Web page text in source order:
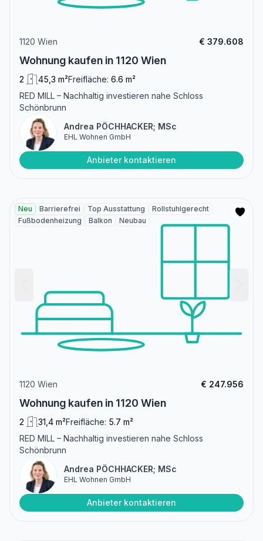
1120 Wien € 379.608
Wohnung kaufen in 1120 Wien
2 45,3 m²Freifläche: 6.6 m²
RED MILL – Nachhaltig investieren nahe Schloss
Schönbrunn
Andrea PÖCHHACKER; MSc
EHL Wohnen GmbH
Anbieter kontaktieren
Neu Barrierefrei Top Ausstattung
Rollstuhlgerecht
Fußbodenheizung
Balkon Neubau
1120 Wien € 247.956
Wohnung kaufen in 1120 Wien
2 31,4 m²Freifläche: 5.7 m²
RED MILL – Nachhaltig investieren nahe Schloss
Schönbrunn
Andrea PÖCHHACKER; MSc
EHL Wohnen GmbH
Anbieter kontaktieren